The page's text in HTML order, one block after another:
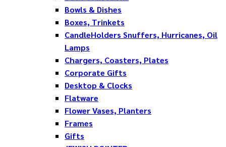
Bowls & Dishes
Boxes, Trinkets
CandleHolders Snuffers, Hurricanes, Oil
Lamps
Chargers, Coasters, Plates
Corporate Gifts
Desktop & Clocks
Flatware
Flower Vases, Planters
Frames
Gifts